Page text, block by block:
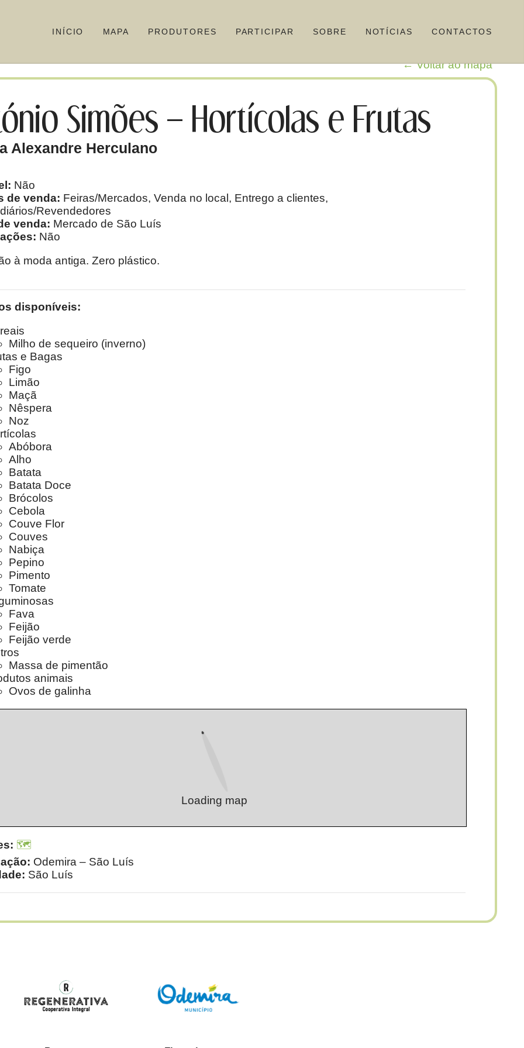
INÍCIO MAPA PRODUTORES PARTICIPAR SOBRE NOTÍCIAS CONTACTOS
← Voltar ao mapa
Simões – Hortícolas e Frutas
Alexandre Herculano
Não
de venda: Feiras/Mercados, Venda no local, Entrego a clientes,
Revendedores
venda: Mercado de São Luís
Não
à moda antiga. Zero plástico.
disponíveis:
Milho de sequeiro (inverno)
e Bagas
Figo
Limão
Maçã
Nêspera
Noz
Abóbora
Alho
Batata
Batata Doce
Brócolos
Cebola
Couve Flor
Couves
Nabiça
Pepino
Pimento
Tomate
Fava
Feijão
Feijão verde
Massa de pimentão
animais
Ovos de galinha
Loading map
🗺️
Odemira – São Luís
São Luís